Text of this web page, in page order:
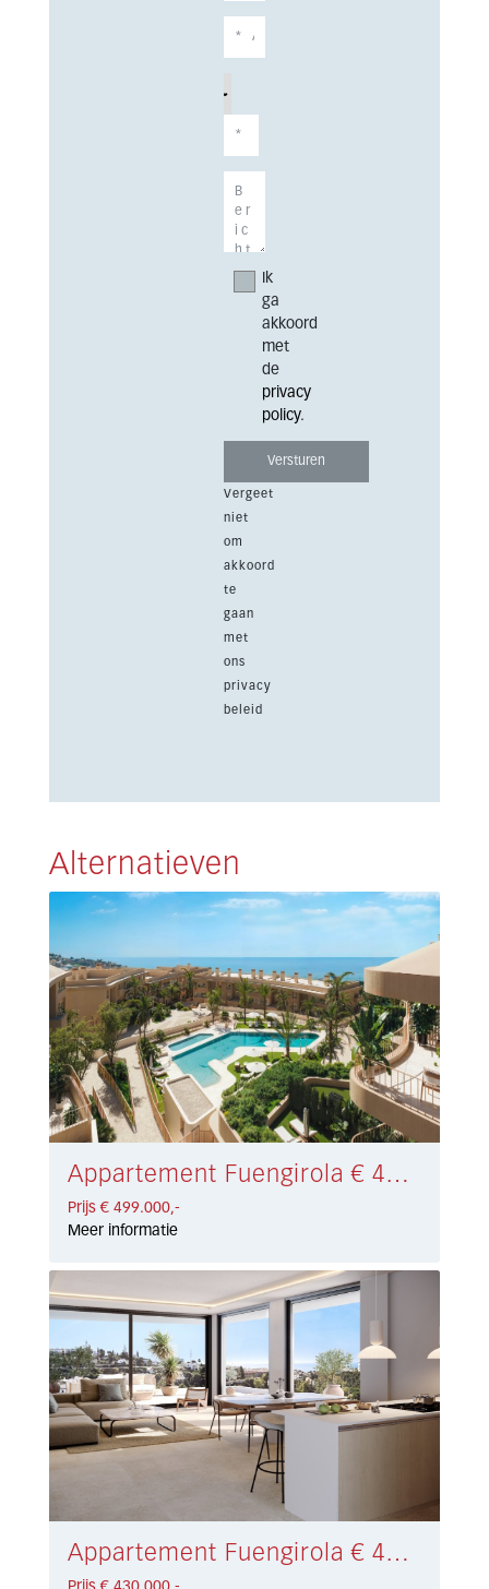
Ik
ga
akkoord
met
de
privacy
policy.
Vergeet
niet
om
akkoord
te
gaan
met
ons
privacy
beleid
Alternatieven
Appartement Fuengirola € 499.000,-
Prijs € 499.000,-
Meer informatie
Appartement Fuengirola € 430.000,-